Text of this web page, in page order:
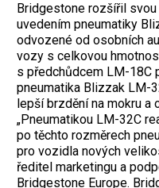
Bridgestone rozšířil
uvedením pneumatiky
odvozené od osobních
vozy s celkovou
s předchůdcem LM-18C
pneumatika Blizzak LM-
lepší brzdění na mokru a
„Pneumatikou LM-32C
po těchto rozměrech
pro vozidla nových
ředitel marketingu a
Bridgestone Europe.